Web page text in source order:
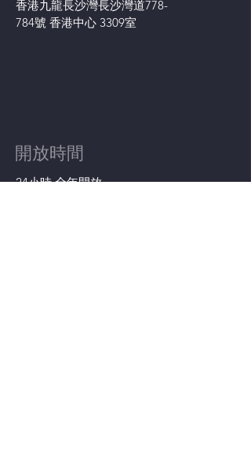
香港九龍長沙灣長沙灣道778-
784號 香港中心 3309室
開放時間
24小時 全年開放